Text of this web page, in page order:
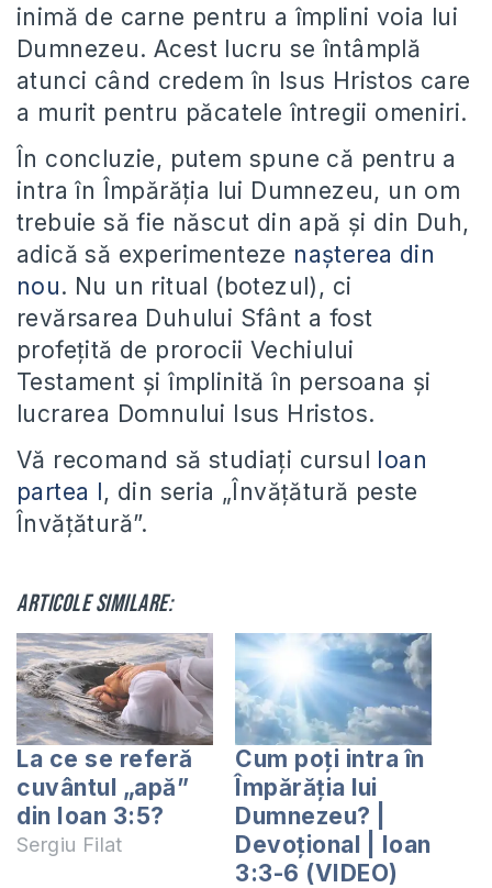
inimă de carne pentru a împlini voia lui
Dumnezeu. Acest lucru se întâmplă
atunci când credem în Isus Hristos care
a murit pentru păcatele întregii omeniri.
În concluzie, putem spune că pentru a
intra în Împărăția lui Dumnezeu, un om
trebuie să fie născut din apă și din Duh,
adică să experimenteze nașterea din
nou. Nu un ritual (botezul), ci
revărsarea Duhului Sfânt a fost
profețită de prorocii Vechiului
Testament și împlinită în persoana și
lucrarea Domnului Isus Hristos.
Vă recomand să studiați cursul Ioan
partea I, din seria „Învățătură peste
Învățătură”.
Articole similare:
La ce se referă
cuvântul „apă”
din Ioan 3:5?
Sergiu Filat
Cum poți intra în
Împărăția lui
Dumnezeu? |
Devoțional | Ioan
3:3-6 (VIDEO)